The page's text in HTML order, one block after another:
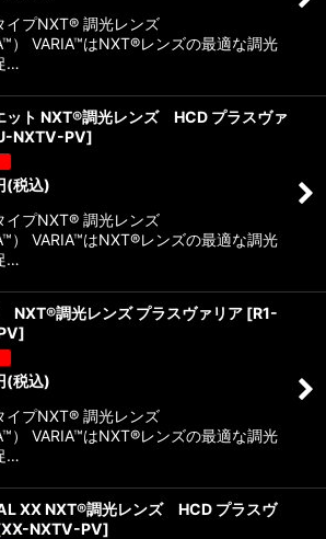
イプNXT® 調光レンズ
） VARIA™はNXT®レンズの最適な調光
…
ット NXT®調光レンズ HCD プラスヴァ
NXTV-PV]
(税込)
イプNXT® 調光レンズ
） VARIA™はNXT®レンズの最適な調光
…
NXT®調光レンズ プラスヴァリア [R1-
]
(税込)
イプNXT® 調光レンズ
） VARIA™はNXT®レンズの最適な調光
…
XX NXT®調光レンズ HCD プラスヴ
XX-NXTV-PV]